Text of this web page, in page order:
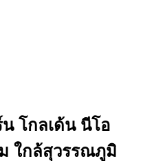
โกลเด้น นีโอ
ใกล้สุวรรณภูมิ